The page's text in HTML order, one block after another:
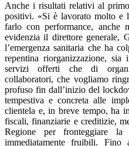
Anche i risultati relativi al
positivi. «Si è lavorato molto e
farlo con performance, anche
evidenzia il direttore generale,
l’emergenza sanitaria che ha
repentina riorganizzazione,
servizi offerti che di
collaboratori, che vogliamo
profuso fin dall’inizio del
tempestiva e concreta alle
clientela e, in breve tempo, ha
fiscali, finanziarie e creditizie,
Regione per fronteggiare
immediatamente fruibili.